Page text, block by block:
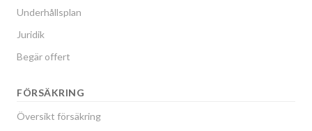
Underhållsplan
Juridik
Begär offert
FÖRSÄKRING
Översikt försäkring